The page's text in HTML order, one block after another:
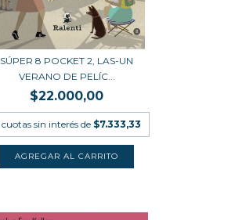
SÚPER 8 POCKET 2, LAS-UN
VERANO DE PELÍC...
$22.000,00
cuotas sin interés de $7.333,33